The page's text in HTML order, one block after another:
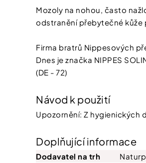
Mozoly na nohou, často
odstranění přebytečné kůže
Firma bratrů Nippesových
Dnes je značka NIPPES
(DE - 72)
Návod k použití
Upozornění: Z hygienických
Doplňující informace
Dodavatel na trh